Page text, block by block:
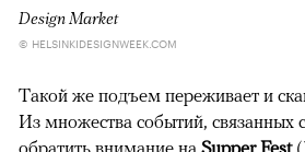
Design Market
© HELSINKIDESIGNWEEK.COM
Такой же подъем переживает и
Из множества событий, связанных
обратить внимание на Supper Fest